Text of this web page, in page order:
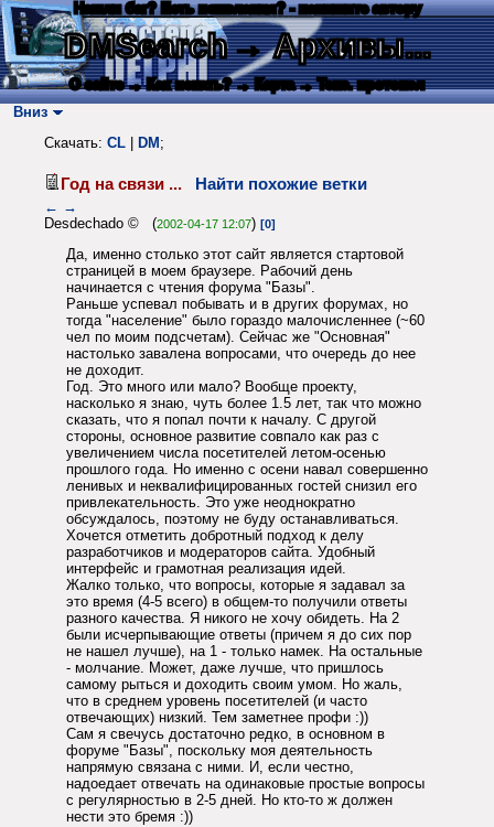
Нашли баг? Есть пожелания? - напишите автору
DMSearch→ Архивы...
О сайте → Как искать? → Карта → Текс. протокол
Вниз
Скачать: CL DM ;
Год на связи ... Найти похожие ветки
← →
Desdechado © (2002-04-17 12:07) [0]
Да, именно столько этот сайт является стартовой
страницей в моем браузере. Рабочий день
начинается с чтения форума "Базы".
Раньше успевал побывать и в других форумах, но
тогда "население" было гораздо малочисленнее (~60
чел по моим подсчетам). Сейчас же "Основная"
настолько завалена вопросами, что очередь до нее
не доходит.
Год. Это много или мало? Вообще проекту,
насколько я знаю, чуть более 1.5 лет, так что можно
сказать, что я попал почти к началу. С другой
стороны, основное развитие совпало как раз с
увеличением числа посетителей летом-осенью
прошлого года. Но именно с осени навал совершенно
ленивых и неквалифицированных гостей снизил его
привлекательность. Это уже неоднократно
обсуждалось, поэтому не буду останавливаться.
Хочется отметить добротный подход к делу
разработчиков и модераторов сайта. Удобный
интерфейс и грамотная реализация идей.
Жалко только, что вопросы, которые я задавал за
это время (4-5 всего) в общем-то получили ответы
разного качества. Я никого не хочу обидеть. На 2
были исчерпывающие ответы (причем я до сих пор
не нашел лучше), на 1 - только намек. На остальные
- молчание. Может, даже лучше, что пришлось
самому рыться и доходить своим умом. Но жаль,
что в среднем уровень посетителей (и часто
отвечающих) низкий. Тем заметнее профи :))
Сам я свечусь достаточно редко, в основном в
форуме "Базы", поскольку моя деятельность
напрямую связана с ними. И, если честно,
надоедает отвечать на одинаковые простые вопросы
с регулярностью в 2-5 дней. Но кто-то ж должен
нести это бремя :))